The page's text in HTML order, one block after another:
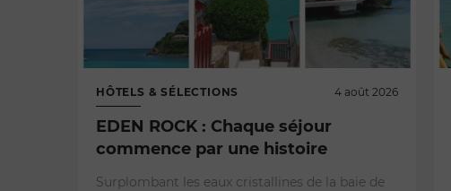
HÔTELS & SÉLECTIONS 4 août 2026
EDEN ROCK : Chaque séjour
commence par une histoire
Surplombant les eaux cristallines de la baie de